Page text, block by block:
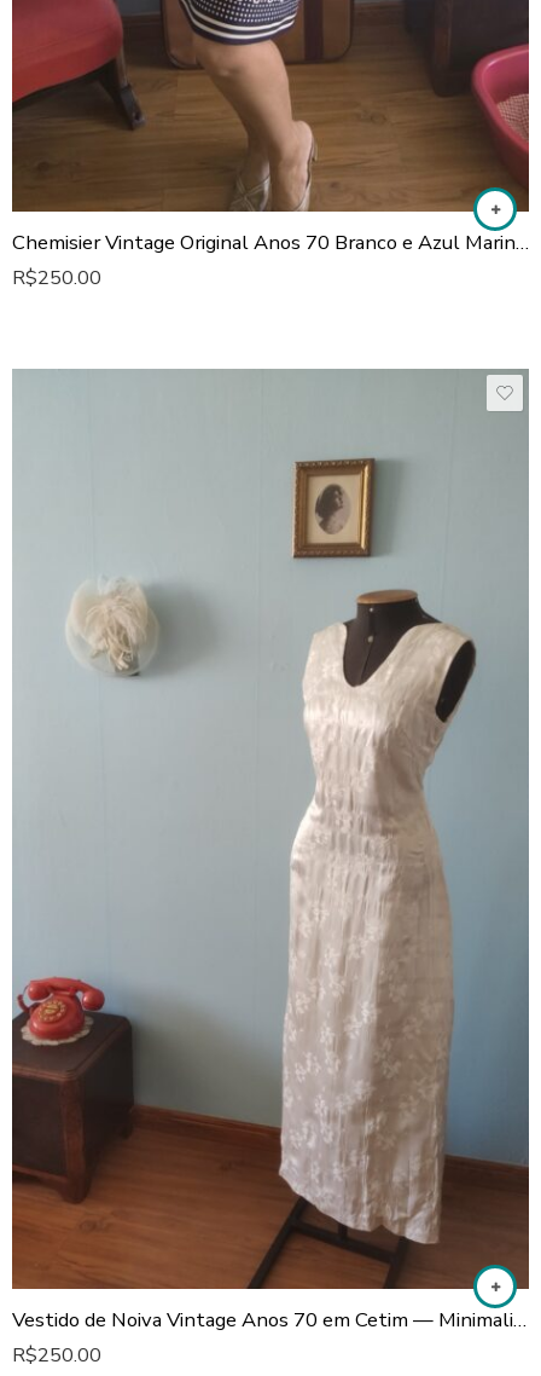
Chemisier Vintage Original Anos 70 Branco e Azul Marinho
R$250.00
Vestido de Noiva Vintage Anos 70 em Cetim — Minimalista com Leve Cauda
R$250.00